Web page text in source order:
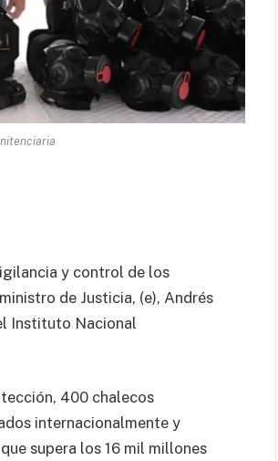
y control de los
de Justicia, (e), Andrés
Instituto Nacional
400 chalecos
internacionalmente y
supera los 16 mil millones